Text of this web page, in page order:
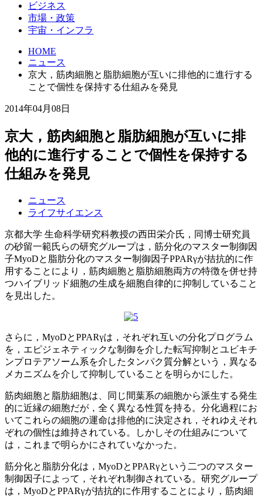
ビジネス
市場・政策
宇宙・インフラ
HOME
ニュース
京大，筋肉細胞と脂肪細胞が互いに排他的に進行する
ことで個性を保持する仕組みを発見
2014年04月08日
京大，筋肉細胞と脂肪細胞が互いに排
他的に進行することで個性を保持する
仕組みを発見
ニュース
ライフサイエンス
京都大学 生命科学研究科教授の西田栄介氏，同博士研究員
の砂留一範氏らの研究グループは，筋分化のマスター制御因
子MyoDと脂肪分化のマスター制御因子PPARγが拮抗的に作
用することにより，筋肉細胞と脂肪細胞両方の特徴を併せ持
つハイブリッド細胞の生成を細胞自律的に抑制していること
を見出した。
さらに，MyoDとPPARγは，それぞれ互いの分化プログラム
を，エピジェネティックな制御を介した転写抑制とユビキチ
ンプロテアソーム系を介したタンパク質分解という，異なる
メカニズムを介して抑制していることを明らかにした。
筋肉細胞と脂肪細胞は、同じ間葉系の細胞から派生する発生
的に近縁の細胞だが，全く異なる性質を持る。分化過程にお
いてこれらの細胞の運命は排他的に決定され，それゆえそれ
ぞれの個性は維持されている。しかしその仕組みについて
は，これまで明らかにされていなかった。
筋分化と脂肪分化は，MyoDとPPARγという二つのマスター
制御因子によって，それぞれ制御されている。研究グループ
は，MyoDとPPARγが拮抗的に作用することにより，筋肉細